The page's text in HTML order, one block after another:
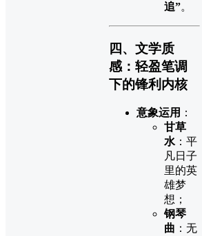
追”。
四、文学质
感：轻盈笔调
下的锋利内核
意象运用 ：
甘草
水 ：平
凡日子
里的英
雄梦
想；
钢琴
曲 ：无